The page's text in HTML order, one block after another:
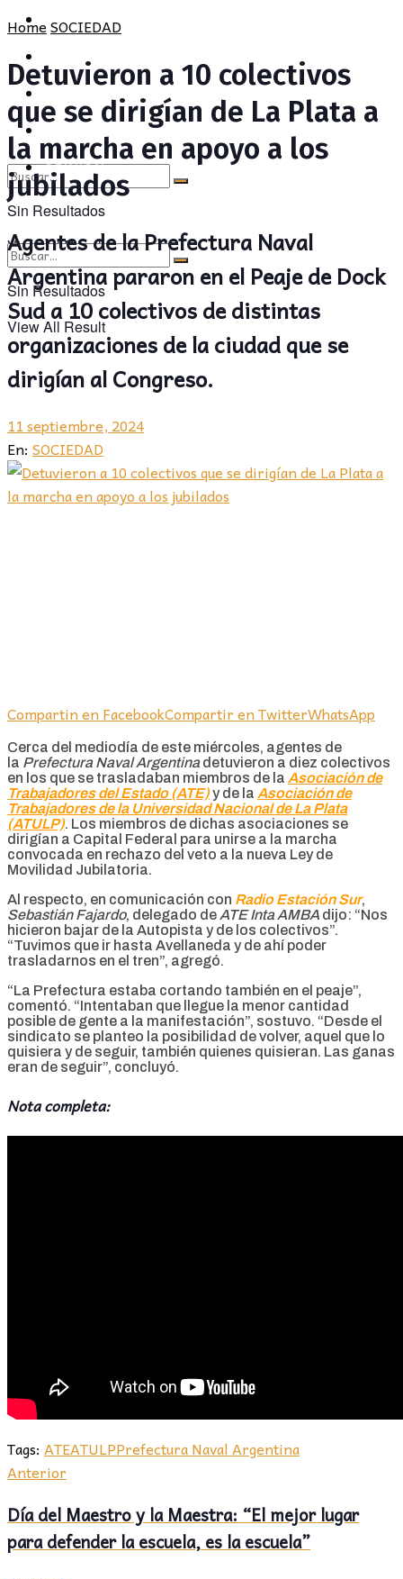
CULTURA
OPINIÓN
Sin Resultados
View All Result
PROVINCIA
POLÍTICA
OPINIÓN
Sin Resultados
View All Result
HomeSOCIEDAD
Detuvieron a 10 colectivos
que se dirigían de La Plata a
la marcha en apoyo a los
jubilados
Agentes de la Prefectura Naval
Argentina pararon en el Peaje de Dock
Sud a 10 colectivos de distintas
organizaciones de la ciudad que se
dirigían al Congreso.
11 septiembre, 2024
En: SOCIEDAD
Compartin en FacebookCompartir en TwitterWhatsApp
Cerca del mediodía de este miércoles, agentes de
la Prefectura Naval Argentinadetuvieron a diez colectivos
en los que se trasladaban miembros de la Asociación de
Trabajadores del Estado (ATE)y de la Asociación de
Trabajadores de la Universidad Nacional de La Plata
(ATULP). Los miembros de dichas asociaciones se
dirigían a Capital Federal para unirse a la marcha
convocada en rechazo del veto a la nueva Ley de
Movilidad Jubilatoria.
Al respecto, en comunicación con Radio Estación Sur,
Sebastián Fajardo, delegado de ATE Inta AMBA dijo: “Nos
hicieron bajar de la Autopista y de los colectivos”.
“Tuvimos que ir hasta Avellaneda y de ahí poder
trasladarnos en el tren”, agregó.
“La Prefectura estaba cortando también en el peaje”,
comentó. “Intentaban que llegue la menor cantidad
posible de gente a la manifestación”, sostuvo. “Desde el
sindicato se planteo la posibilidad de volver, aquel que lo
quisiera y de seguir, también quienes quisieran. Las ganas
eran de seguir”, concluyó.
Nota completa:
Tags: ATEATULPPrefectura Naval Argentina
Anterior
Día del Maestro y la Maestra: “El mejor lugar
para defender la escuela, es la escuela”